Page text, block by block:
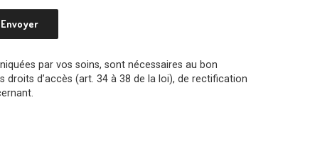
par vos soins, sont nécessaires au bon
d’accès (art. 34 à 38 de la loi), de rectification